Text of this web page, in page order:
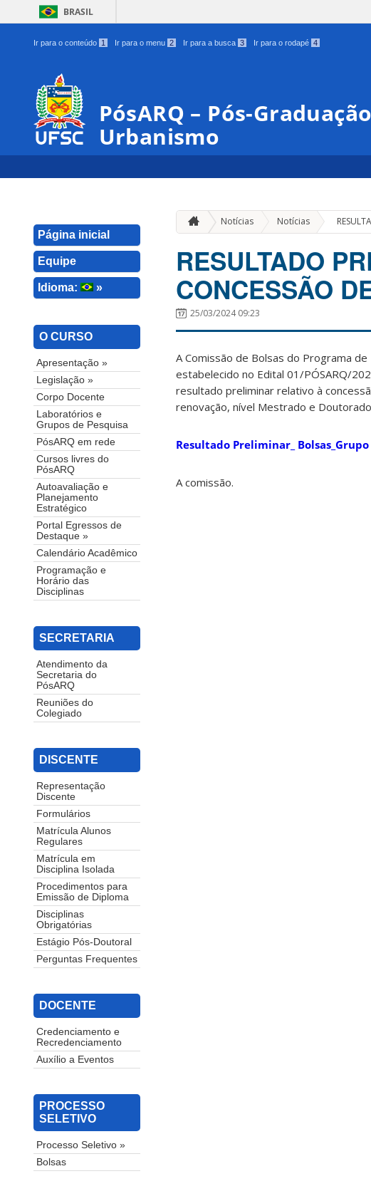
BRASIL
Ir para o conteúdo 1 Ir para o menu 2 Ir para a busca 3 Ir para o rodapé 4
PósARQ – Pós-
Urbanismo
Página inicial
Equipe
Idioma: »
O CURSO
Apresentação »
Legislação »
Corpo Docente
Laboratórios e
Grupos de Pesquisa
PósARQ em rede
Cursos livres do
PósARQ
Autoavaliação e
Planejamento
Estratégico
Portal Egressos de
Destaque »
Calendário Acadêmico
Programação e
Horário das
Disciplinas
SECRETARIA
Atendimento da
Secretaria do
PósARQ
Reuniões do
Colegiado
DISCENTE
Representação
Discente
Formulários
Matrícula Alunos
Regulares
Matrícula em
Disciplina Isolada
Procedimentos para
Emissão de Diploma
Disciplinas
Obrigatórias
Estágio Pós-Doutoral
Perguntas Frequentes
DOCENTE
Credenciamento e
Recredenciamento
Auxílio a Eventos
PROCESSO
SELETIVO
Processo Seletivo »
Bolsas
Notícias Notícias »
RESULTADO
CONCESSÃO
25/03/2024 09:23
A Comissão de Bolsas do Programa
estabelecido no Edital 01/PÓSARQ/
resultado preliminar relativo à
renovação, nível Mestrado e
Resultado Preliminar_ Bolsas_Grupo
A comissão.